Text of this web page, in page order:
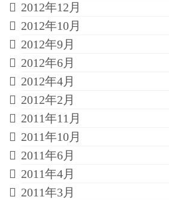
2012年12月
2012年10月
2012年9月
2012年6月
2012年4月
2012年2月
2011年11月
2011年10月
2011年6月
2011年4月
2011年3月